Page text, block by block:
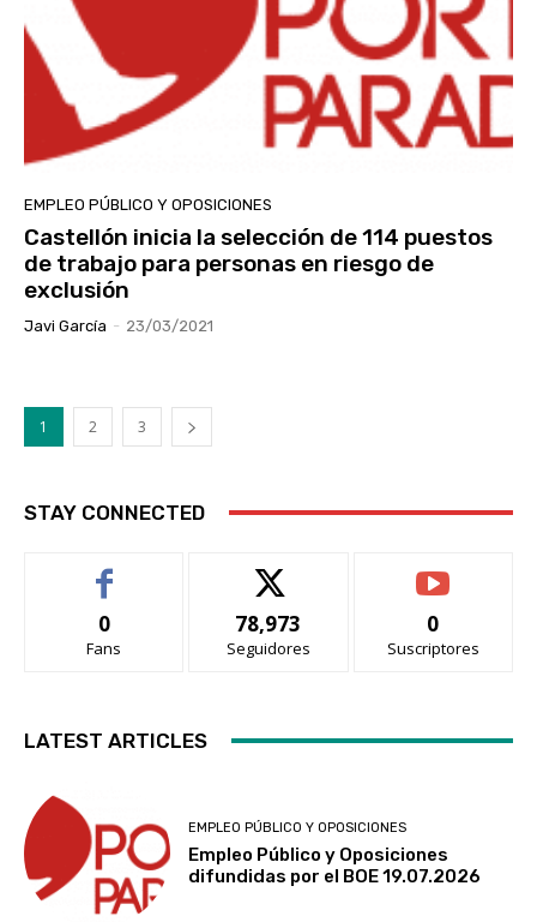
EMPLEO PÚBLICO Y OPOSICIONES
Castellón inicia la selección de 114 puestos
de trabajo para personas en riesgo de
exclusión
Javi García - 23/03/2021
1 2 3
STAY CONNECTED
0
Fans
78,973
Seguidores
0
Suscriptores
LATEST ARTICLES
EMPLEO PÚBLICO Y OPOSICIONES
Empleo Público y Oposiciones
difundidas por el BOE 19.07.2026